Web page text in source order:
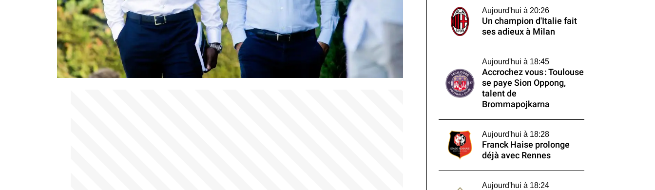
Aujourd'hui à 20:26
Un champion d'Italie fait
ses adieux à Milan
Aujourd'hui à 18:45
Accrochez vous : Toulouse
se paye Sion Oppong,
talent de
Brommapojkarna
Aujourd'hui à 18:28
Franck Haise prolonge
déjà avec Rennes
Aujourd'hui à 18:24